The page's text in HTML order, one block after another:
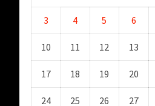
3 4 5 6
10 11 12 13
17 18 19 20
24 25 26 27